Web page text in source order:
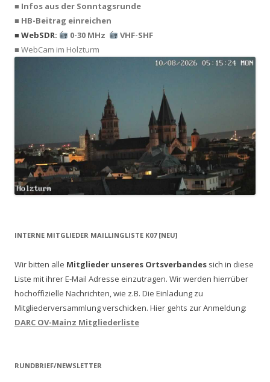
■ Infos aus der Sonntagsrunde
■ HB-Beitrag einreichen
■ WebSDR:
0-30 MHz
VHF-SHF
■ WebCam im Holzturm
INTERNE MITGLIEDER MAILLINGLISTE K07 [NEU]
Wir bitten alle Mitglieder unseres Ortsverbandes sich in diese
Liste mit ihrer E-Mail Adresse einzutragen. Wir werden hierrüber
hochoffizielle Nachrichten, wie z.B. Die Einladung zu
Mitgliederversammlung verschicken. Hier gehts zur Anmeldung:
DARC OV-Mainz Mitgliederliste
RUNDBRIEF/NEWSLETTER